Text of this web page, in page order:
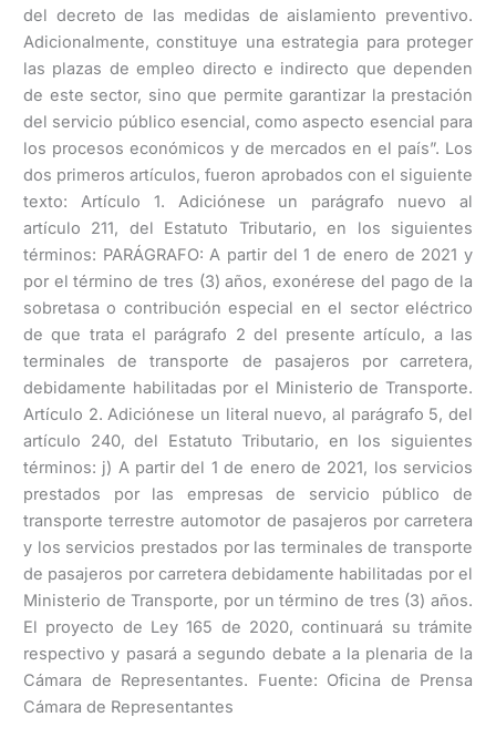
del decreto de las medidas de aislamiento preventivo.
Adicionalmente, constituye una estrategia para proteger
las plazas de empleo directo e indirecto que dependen
de este sector, sino que permite garantizar la prestación
del servicio público esencial, como aspecto esencial para
los procesos económicos y de mercados en el país”. Los
dos primeros artículos, fueron aprobados con el siguiente
texto: Artículo 1. Adiciónese un parágrafo nuevo al
artículo 211, del Estatuto Tributario, en los siguientes
términos: PARÁGRAFO: A partir del 1 de enero de 2021 y
por el término de tres (3) años, exonérese del pago de la
sobretasa o contribución especial en el sector eléctrico
de que trata el parágrafo 2 del presente artículo, a las
terminales de transporte de pasajeros por carretera,
debidamente habilitadas por el Ministerio de Transporte.
Artículo 2. Adiciónese un literal nuevo, al parágrafo 5, del
artículo 240, del Estatuto Tributario, en los siguientes
términos: j) A partir del 1 de enero de 2021, los servicios
prestados por las empresas de servicio público de
transporte terrestre automotor de pasajeros por carretera
y los servicios prestados por las terminales de transporte
de pasajeros por carretera debidamente habilitadas por el
Ministerio de Transporte, por un término de tres (3) años.
El proyecto de Ley 165 de 2020, continuará su trámite
respectivo y pasará a segundo debate a la plenaria de la
Cámara de Representantes. Fuente: Oficina de Prensa
Cámara de Representantes